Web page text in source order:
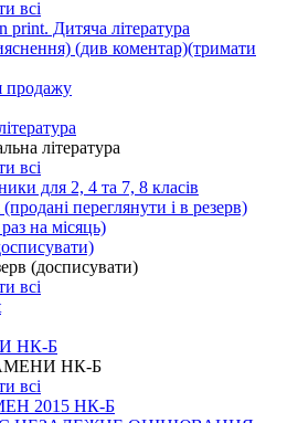
всі
print. Дитяча література
(див коментар)(тримати
продажу
література
всі
для 2, 4 та 7, 8 класів
переглянути і в резерв)
на місяць)
(досписувати)
всі
НК-Б
НК-Б
всі
2015 НК-Б